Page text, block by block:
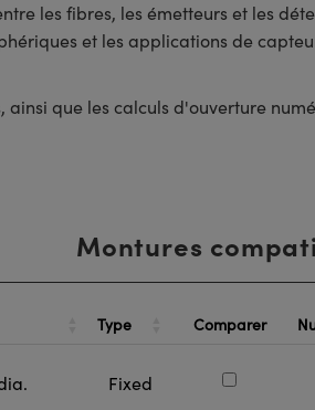
les fibres, les émetteurs et les
et les applications de
que les calculs d'ouverture
Montures
Type Comparer
Fixed